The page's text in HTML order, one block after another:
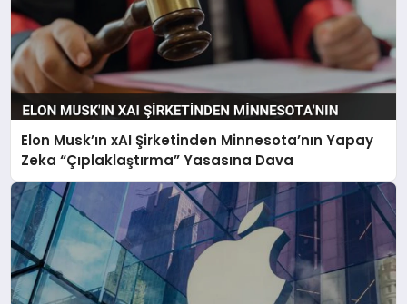
Elon Musk’ın xAI Şirketinden Minnesota’nın Yapay
Zeka “Çıplaklaştırma” Yasasına Dava